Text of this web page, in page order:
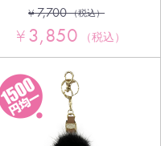
¥7,700 （税込）
¥3,850 （税込）